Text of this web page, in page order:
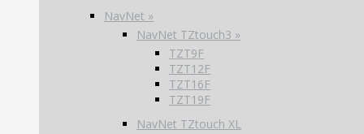
NavNet »
NavNet TZtouch3 »
TZT9F
TZT12F
TZT16F
TZT19F
NavNet TZtouch XL